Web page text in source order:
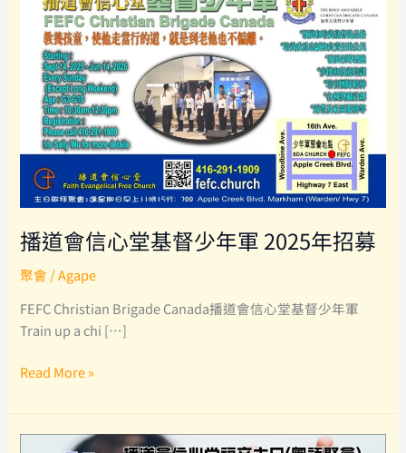
播道會信心堂基督少年軍 2025年招募
聚會 /Agape
FEFC Christian Brigade Canada播道會信心堂基督少年軍
Train up a chi […]
播
會
信
Read More »